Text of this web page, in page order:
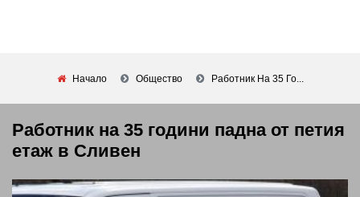
Начало Общество Работник На 35 Го...
Работник на 35 години падна от петия
етаж в Сливен